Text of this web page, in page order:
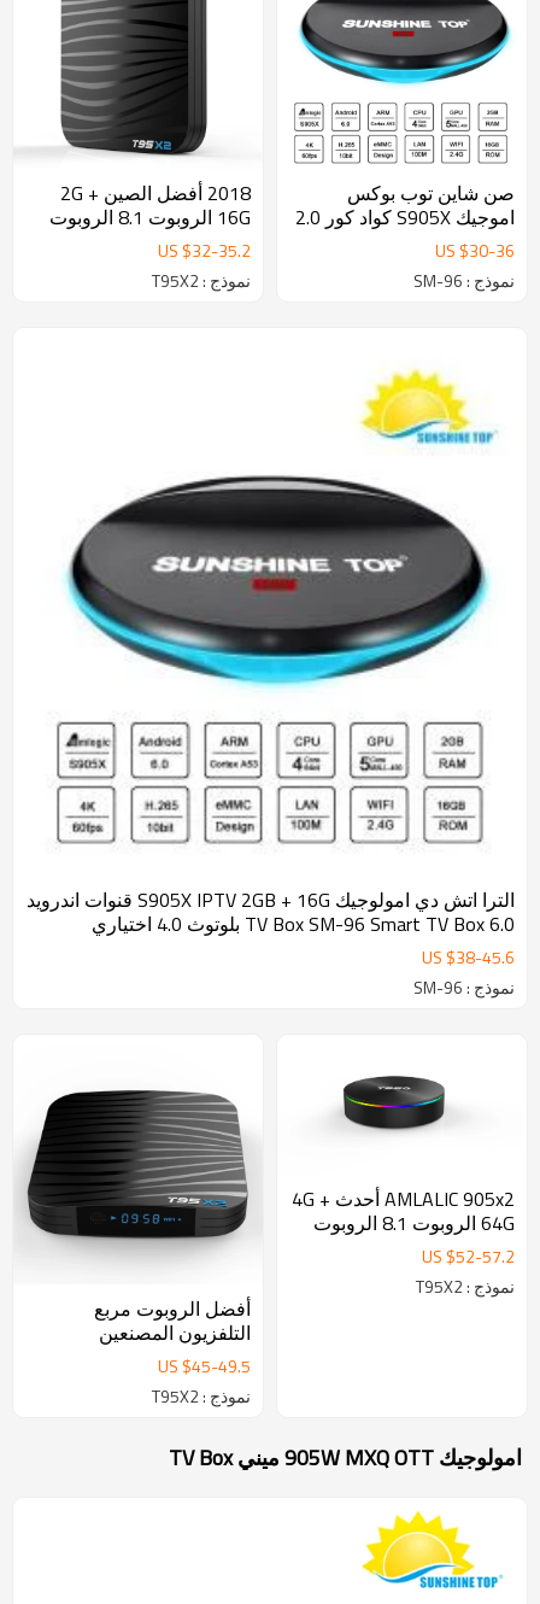
صن شاين توب بوكس ​​
اموجيك S905X كواد كور 2.0
جيجاهرتز SM-96 1G + 8GUS $30-36
نموذج : SM-96
2018 أفضل الصين 2G +
16G الروبوت 8.1 الروبوت
صندوق التلفزيون الذكية
بلوتوث 4.0
US $32-35.2
نموذج : T95X2
الترا اتش دي امولوجيك S905X IPTV 2GB + 16G قنوات اندرويد
6.0 TV Box SM-96 Smart TV Box بلوتوث 4.0 اختياري
US $38-45.6
نموذج : SM-96
AMLALIC 905x2 أحدث 4G +
64G الروبوت 8.1 الروبوت
صندوق التلفزيون الذكية مع
بلوتوث 4.0 ، المزدوج مربع
التلفزيون الروبوت المصنعين
US $52-57.2
نموذج : T95X2
أفضل الروبوت مربع
التلفزيون المصنعين
التلفزيون الذكية
US $45-49.5
نموذج : T95X2
امولوجيك 905W MXQ OTT ميني TV Box